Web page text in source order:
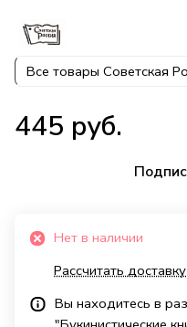
Все товары Советская
445 руб.
Нет в наличии
Рассчитать доставку
Вы находитесь в